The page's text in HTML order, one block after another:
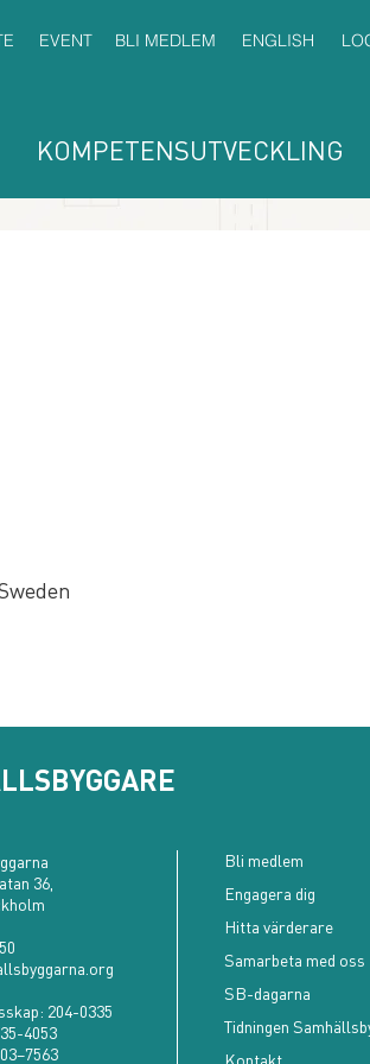
EVENT BLI MEDLEM ENGLISH
KOMPETENSUTVECKLING
36,
204-0335
4053
Bli medlem
Engagera dig
Hitta värderare
Samarbeta med oss
SB-dagarna
Tidningen
Kontakt